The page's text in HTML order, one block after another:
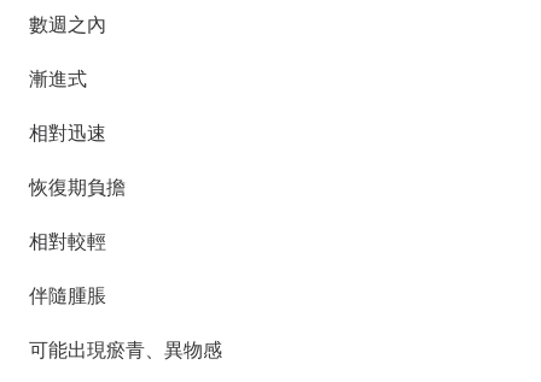
數週之內
漸進式
相對迅速
恢復期負擔
相對較輕
伴隨腫脹
可能出現瘀青、異物感